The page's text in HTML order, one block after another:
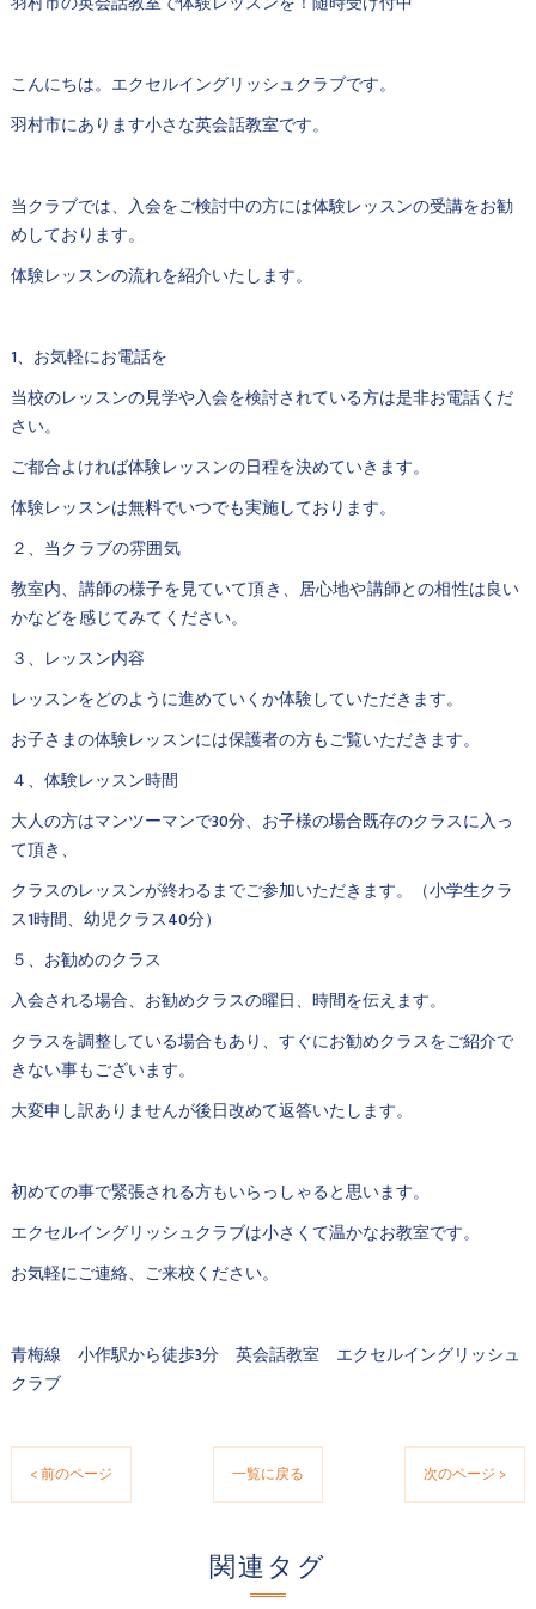
こんにちは。エクセルイングリッシュクラブです。
羽村市にあります小さな英会話教室です。
当クラブでは、入会をご検討中の方には体験レッスンの受講をお勧
めしております。
体験レッスンの流れを紹介いたします。
1、お気軽にお電話を
当校のレッスンの見学や入会を検討されている方は是非お電話くだ
さい。
ご都合よければ体験レッスンの日程を決めていきます。
体験レッスンは無料でいつでも実施しております。
２、当クラブの雰囲気
教室内、講師の様子を見ていて頂き、居心地や講師との相性は良い
かなどを感じてみてください。
３、レッスン内容
レッスンをどのように進めていくか体験していただきます。
お子さまの体験レッスンには保護者の方もご覧いただきます。
４、体験レッスン時間
大人の方はマンツーマンで30分、お子様の場合既存のクラスに入っ
て頂き、
クラスのレッスンが終わるまでご参加いただきます。（小学生クラ
ス1時間、幼児クラス40分）
５、お勧めのクラス
入会される場合、お勧めクラスの曜日、時間を伝えます。
クラスを調整している場合もあり、すぐにお勧めクラスをご紹介で
きない事もございます。
大変申し訳ありませんが後日改めて返答いたします。
初めての事で緊張される方もいらっしゃると思います。
エクセルイングリッシュクラブは小さくて温かなお教室です。
お気軽にご連絡、ご来校ください。
青梅線 小作駅から徒歩3分 英会話教室 エクセルイングリッシュ
クラブ
< 前のページ 一覧に戻る 次のページ >
関連タグ